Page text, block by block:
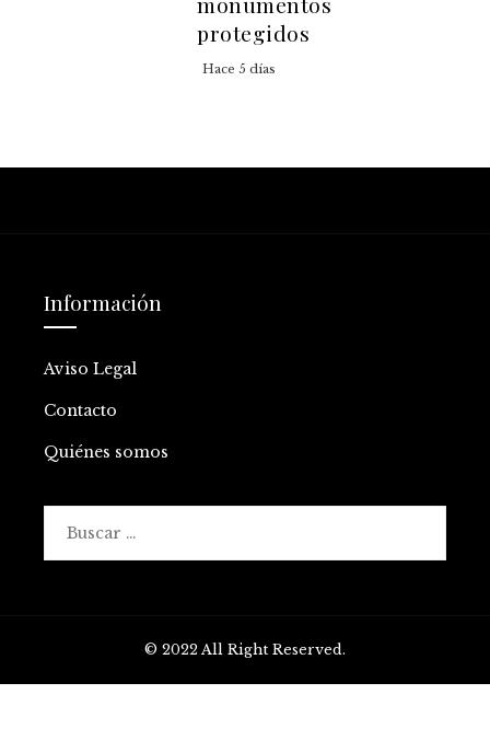
protegidos
Hace 5 días
Información
Aviso Legal
Contacto
Quiénes somos
© 2022 All Right Reserved.